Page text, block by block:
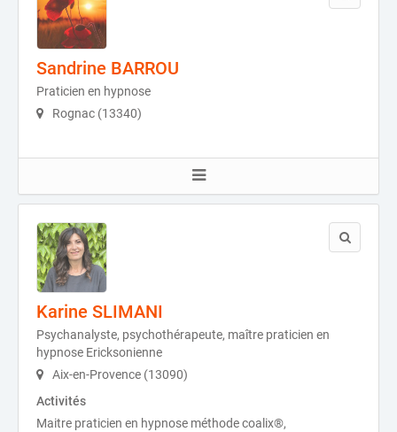
Sandrine BARROU
Praticien en hypnose
Rognac (13340)
Karine SLIMANI
Psychanalyste, psychothérapeute, maître praticien en
hypnose Ericksonienne
Aix-en-Provence (13090)
Activités
Maitre praticien en hypnose méthode coalix®,